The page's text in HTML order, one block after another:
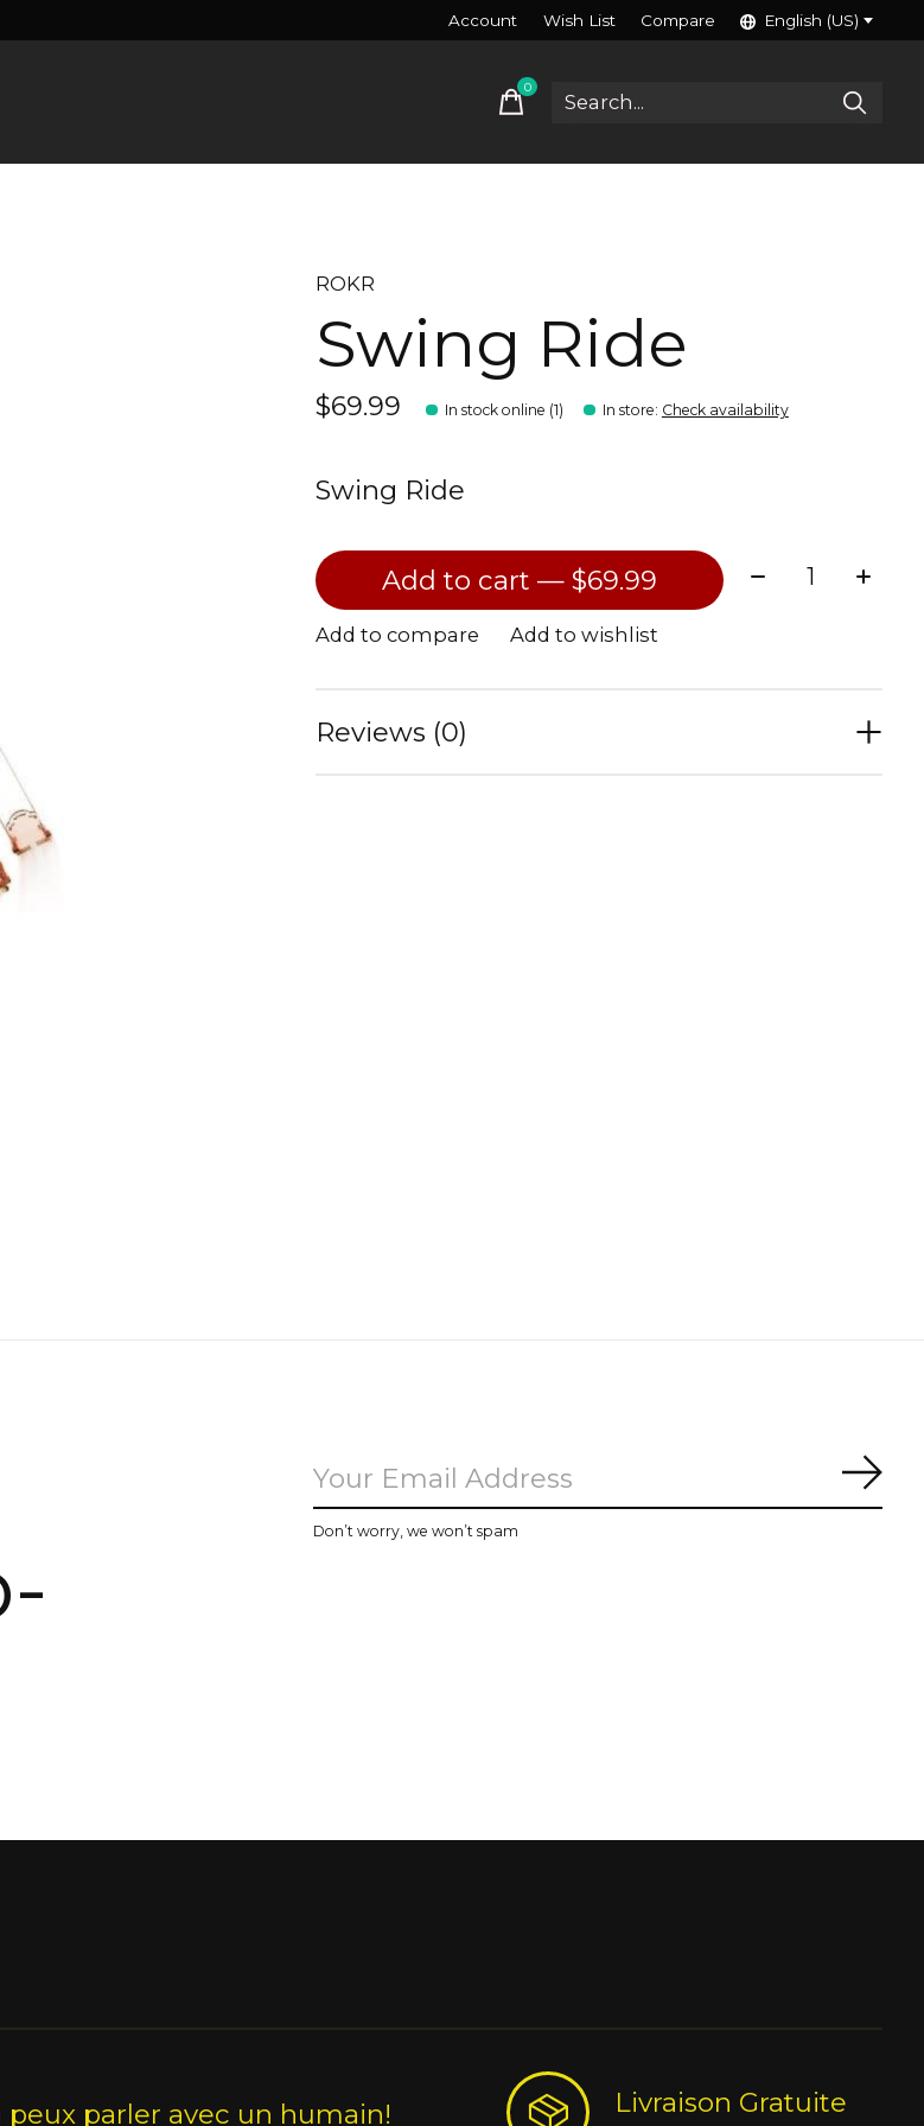
Account Wish List Compare English (US)
0items
ROKR
Swing Ride
$69.99 In stock online (1) In store: Check availability
Swing Ride
Add to cart — $69.99 Quantity:
Add to compare Add to wishlist
Reviews (0)
Don’t worry, we won’t spam
peux parler avec un humain! Livraison Gratuite